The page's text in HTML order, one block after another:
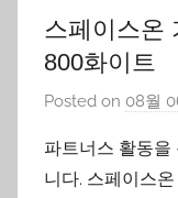
스페이스온
800화이트
Posted on 08월
파트너스 활동을
니다. 스페이스